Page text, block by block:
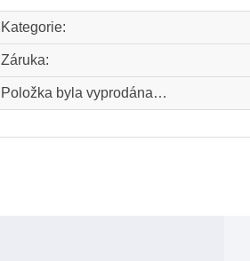
Kategorie:
Záruka:
Položka byla vyprodána…